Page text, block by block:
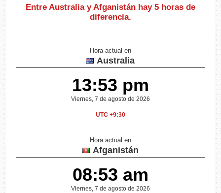
Entre Australia y Afganistán hay 5 horas de
diferencia.
Hora actual en
Australia
13:53 pm
Viernes, 7 de agosto de 2026
UTC +9:30
Hora actual en
Afganistán
08:53 am
Viernes, 7 de agosto de 2026